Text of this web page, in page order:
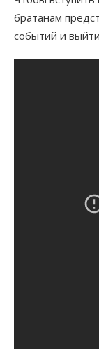
братанам
событий и